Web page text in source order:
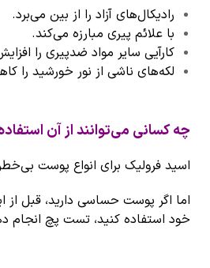
رادیکال‌های آزاد را از بین می‌برد.
با علائم پیری مبارزه می‌کند.
کارآیی سایر مواد ضدپیری را
لکه‌های ناشی از نور خورشید را
چه کسانی می‌توانند از آن
اسید فرولیک برای انواع پوست
اما اگر پوست حساسی دارید، قبل از
خود استفاده کنید، تست پچ انجام